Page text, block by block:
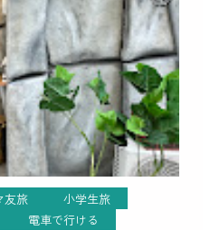
友旅
小学生旅
電車で行ける